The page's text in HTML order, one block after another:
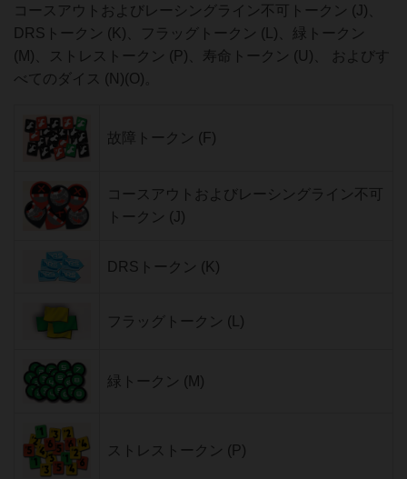
コースアウトおよびレーシングライン不可トークン (J)、
DRSトークン (K)、フラッグトークン (L)、緑トークン
(M)、ストレストークン (P)、寿命トークン (U)、 およびす
べてのダイス (N)(O)。
故障トークン (F)
コースアウトおよびレーシングライン不可
トークン (J)
DRSトークン (K)
フラッグトークン (L)
緑トークン (M)
ストレストークン (P)